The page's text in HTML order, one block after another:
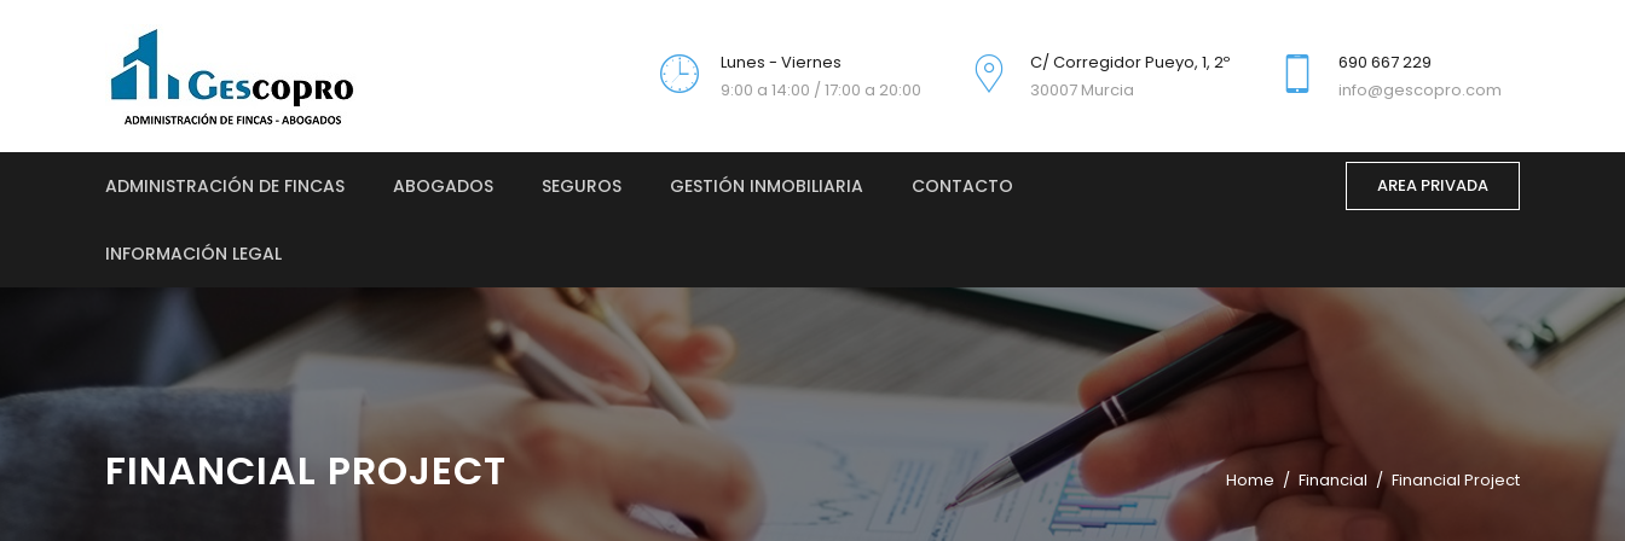
Lunes - Viernes
9:00 a 14:00 / 17:00 a 20:00
C/ Corregidor Pueyo, 1, 2º
30007 Murcia
690 667 229
info@gescopro.com
ADMINISTRACIÓN DE FINCAS ABOGADOS SEGUROS GESTIÓN INMOBILIARIA CONTACTO
INFORMACIÓN LEGAL
AREA PRIVADA
FINANCIAL PROJECT Home Financial Financial Project